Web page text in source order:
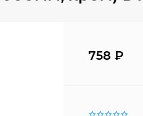
758₽